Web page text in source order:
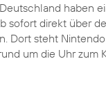
haben
sofort direkt über
Dort steht
um die Uhr zum